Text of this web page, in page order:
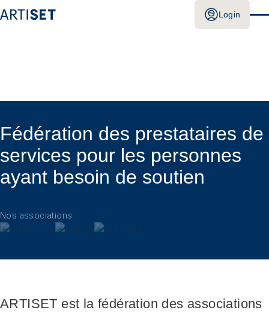
Login
Fédération des prestataires de
services pour les personnes
ayant besoin de soutien
Nos associations
ARTISET est la fédération des associations